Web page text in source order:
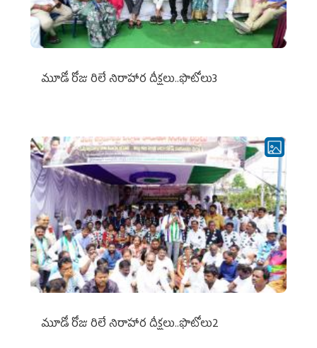
మూడో రోజు రిలే నిరాహార దీక్షలు..ఫొటోలు3
మూడో రోజు రిలే నిరాహార దీక్షలు..ఫొటోలు2